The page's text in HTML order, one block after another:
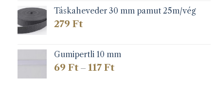
Táskaheveder 30 mm pamut 25m/vég
279 Ft
Gumipertli 10 mm
69 Ft – 117 FtÁrtartomány: